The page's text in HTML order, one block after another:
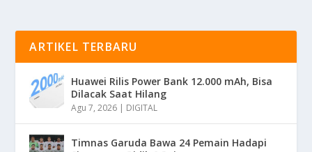
ARTIKEL TERBARU
Huawei Rilis Power Bank 12.000 mAh, Bisa
Dilacak Saat Hilang
Agu 7, 2026 | DIGITAL
Timnas Garuda Bawa 24 Pemain Hadapi